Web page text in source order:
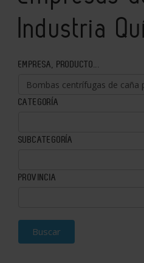
Industria
EMPRESA, PRODUCTO...
CATEGORÍA
SUBCATEGORÍA
PROVINCIA
Buscar